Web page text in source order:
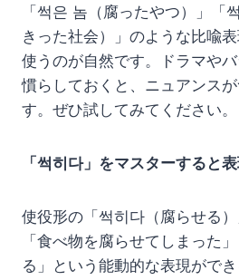
「썩은 놈（腐ったやつ）」「
きった社会）」のような比喩
使うのが自然です。ドラマや
慣らしておくと、ニュアンス
す。ぜひ試してみてください。
「썩히다」をマスターすると
使役形の「썩히다（腐らせる）
「食べ物を腐らせてしまった
る」という能動的な表現ができ